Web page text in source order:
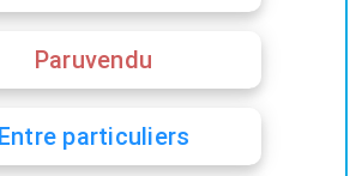
Paruvendu
Entre particuliers